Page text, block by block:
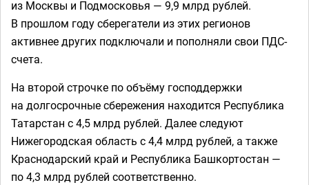
из Москвы и Подмосковья — 9,9 млрд рублей.
В прошлом году сберегатели из этих регионов
активнее других подключали и пополняли свои ПДС-
счета.
На второй строчке по объёму господдержки
на долгосрочные сбережения находится Республика
Татарстан с 4,5 млрд рублей. Далее следуют
Нижегородская область с 4,4 млрд рублей, а также
Краснодарский край и Республика Башкортостан —
по 4,3 млрд рублей соответственно.